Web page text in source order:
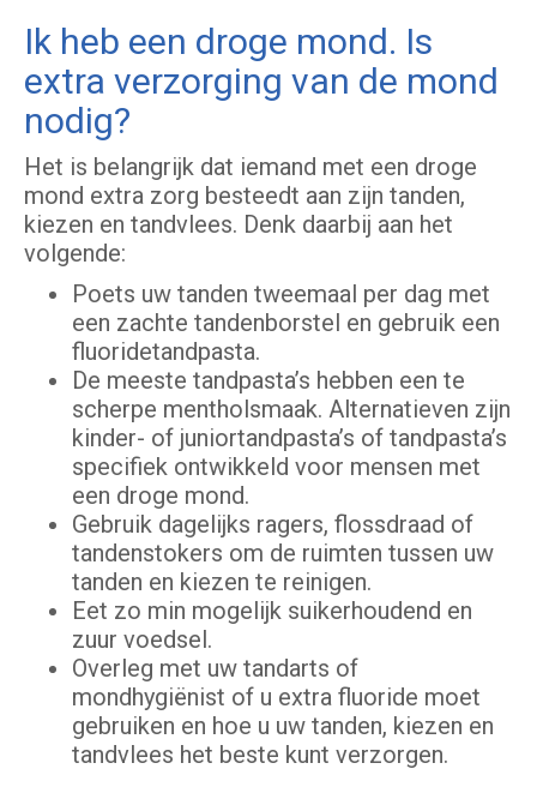
Ik heb een droge mond. Is
extra verzorging van de mond
nodig?
Het is belangrijk dat iemand met een droge
mond extra zorg besteedt aan zijn tanden,
kiezen en tandvlees. Denk daarbij aan het
volgende:
Poets uw tanden tweemaal per dag met
een zachte tandenborstel en gebruik een
fluoridetandpasta.
De meeste tandpasta’s hebben een te
scherpe mentholsmaak. Alternatieven zijn
kinder- of juniortandpasta’s of tandpasta’s
specifiek ontwikkeld voor mensen met
een droge mond.
Gebruik dagelijks ragers, flossdraad of
tandenstokers om de ruimten tussen uw
tanden en kiezen te reinigen.
Eet zo min mogelijk suikerhoudend en
zuur voedsel.
Overleg met uw tandarts of
mondhygiënist of u extra fluoride moet
gebruiken en hoe u uw tanden, kiezen en
tandvlees het beste kunt verzorgen.